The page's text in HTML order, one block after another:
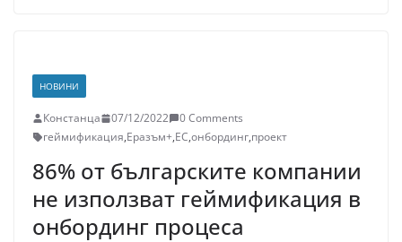
НОВИНИ
Констанца 07/12/2022
0 Comments
геймификация,Еразъм+,ЕС,онбординг,проект
86% от българските компании
не използват геймификация в
онбординг процеса